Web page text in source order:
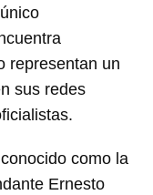
representan un
sus redes
como la
Ernesto